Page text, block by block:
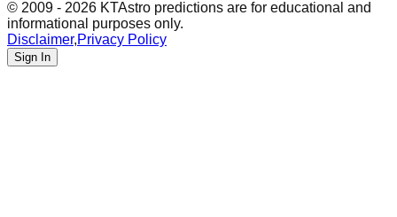
© 2009 - 2026 KTAstro predictions are for educational and
informational purposes only.
Disclaimer,Privacy Policy
Sign In